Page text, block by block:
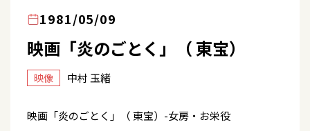
1981/05/09
映画「炎のごとく」（ 東宝）
映像 中村 玉緒
映画「炎のごとく」（ 東宝）-女房・お栄役